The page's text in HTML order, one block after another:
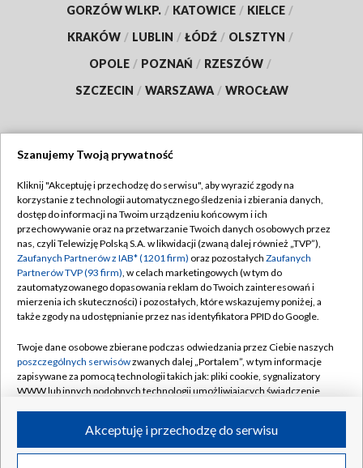
GORZÓW WLKP. / KATOWICE / KIELCE /
KRAKÓW / LUBLIN / ŁÓDŹ / OLSZTYN /
OPOLE / POZNAŃ / RZESZÓW /
SZCZECIN / WARSZAWA / WROCŁAW
TVP
Abonament TVP
Emisja w TVP
Centrum informacji TVP
Naziemna Telewizja Cyfrowa
Rada Programowa
System NOS
Informacje o nadawcy
Program dla prasy
Regulamin TVP
Polityka prywatności
Moje zgody
Pomoc
Kontakt
Kanały
©2026 Telewizja Polska S.A. w likwidacji
Szanujemy Twoją prywatność
Kliknij "Akceptuję i przechodzę do serwisu", aby wyrazić zgody na
korzystanie z technologii automatycznego śledzenia i zbierania danych,
dostęp do informacji na Twoim urządzeniu końcowym i ich
przechowywanie oraz na przetwarzanie Twoich danych osobowych przez
nas, czyli Telewizję Polską S.A. w likwidacji (zwaną dalej również „TVP”),
Zaufanych Partnerów z IAB* (1201 firm) oraz pozostałych Zaufanych
Partnerów TVP (93 firm), w celach marketingowych (w tym do
zautomatyzowanego dopasowania reklam do Twoich zainteresowań i
mierzenia ich skuteczności) i pozostałych, które wskazujemy poniżej, a
także zgody na udostępnianie przez nas identyfikatora PPID do Google.
Twoje dane osobowe zbierane podczas odwiedzania przez Ciebie naszych
poszczególnych serwisówzwanych dalej „Portalem”, w tym informacje
zapisywane za pomocą technologii takich jak: pliki cookie, sygnalizatory
WWW lub innych podobnych technologii umożliwiających świadczenie
ruchu w Internecie.Akceptuję i przechodzę do serwisu